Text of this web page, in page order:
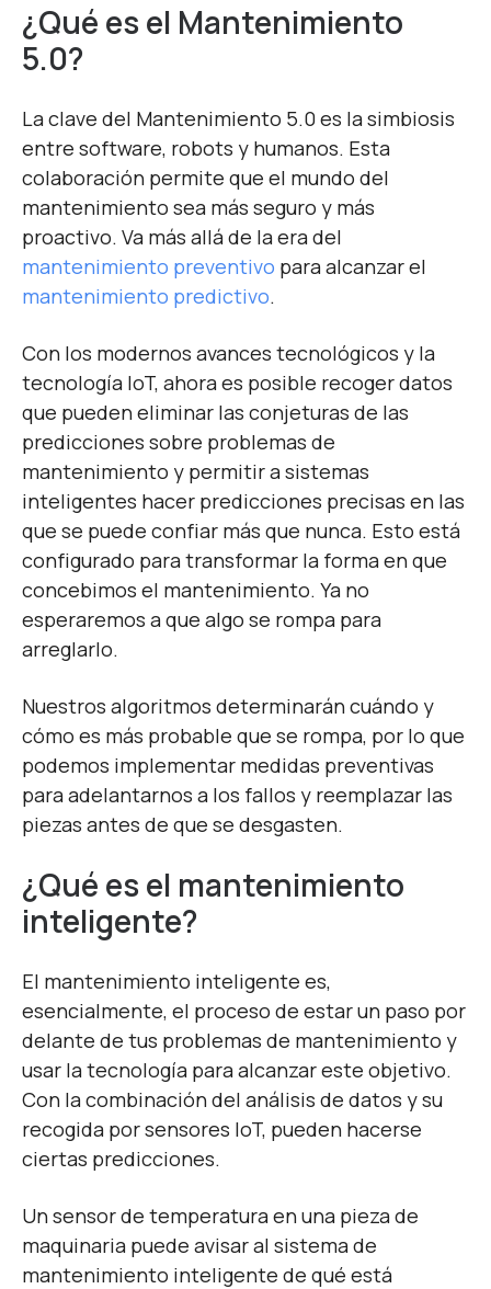
¿Qué es el Mantenimiento
5.0?
La clave del Mantenimiento 5.0 es la simbiosis
entre software, robots y humanos. Esta
colaboración permite que el mundo del
mantenimiento sea más seguro y más
proactivo. Va más allá de la era del
mantenimiento preventivo para alcanzar el
mantenimiento predictivo.
Con los modernos avances tecnológicos y la
tecnología IoT, ahora es posible recoger datos
que pueden eliminar las conjeturas de las
predicciones sobre problemas de
mantenimiento y permitir a sistemas
inteligentes hacer predicciones precisas en las
que se puede confiar más que nunca. Esto está
configurado para transformar la forma en que
concebimos el mantenimiento. Ya no
esperaremos a que algo se rompa para
arreglarlo.
Nuestros algoritmos determinarán cuándo y
cómo es más probable que se rompa, por lo que
podemos implementar medidas preventivas
para adelantarnos a los fallos y reemplazar las
piezas antes de que se desgasten.
¿Qué es el mantenimiento
inteligente?
El mantenimiento inteligente es,
esencialmente, el proceso de estar un paso por
delante de tus problemas de mantenimiento y
usar la tecnología para alcanzar este objetivo.
Con la combinación del análisis de datos y su
recogida por sensores IoT, pueden hacerse
ciertas predicciones.
Un sensor de temperatura en una pieza de
maquinaria puede avisar al sistema de
mantenimiento inteligente de qué está